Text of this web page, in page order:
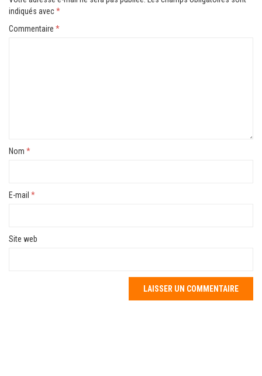
indiqués avec*
Commentaire *
Nom *
E-mail *
Site web